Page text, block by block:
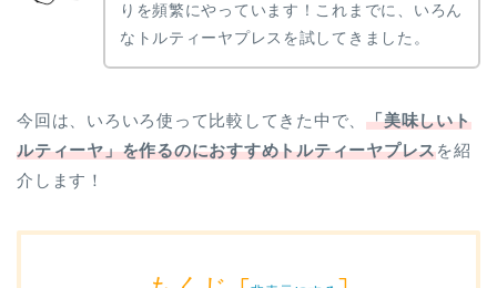
りを頻繁にやっています！これまでに、いろん
なトルティーヤプレスを試してきました。
今回は、いろいろ使って比較してきた中で、「美味しいト
ルティーヤ」を作るのにおすすめトルティーヤプレスを紹
介します！